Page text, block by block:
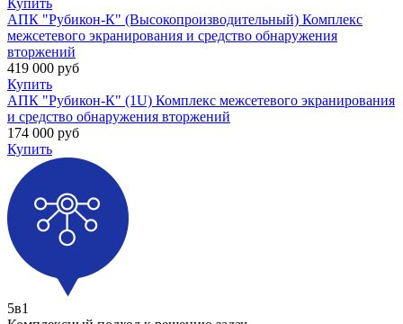
Купить
АПК "Рубикон-К" (Высокопроизводительный) Комплекс
межсетевого экранирования и средство обнаружения
вторжений
419 000 руб
Купить
АПК "Рубикон-К" (1U) Комплекс межсетевого экранирования
и средство обнаружения вторжений
174 000 руб
Купить
5в1